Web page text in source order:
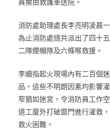
員需由救護車送院。
消防處助理處長李亮明凌晨
為止消防處總共派出了四十
二隊煙帽隊及六條喉救援。
李續指起火現場內有二百個
品，這些不明朗因素均影響
窄猶如迷宮，令消防員工作
道工廈外打破窗門進行灌救
救火困難。